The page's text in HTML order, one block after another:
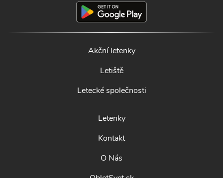
Akční letenky
Letiště
Letecké společnosti
Letenky
Kontakt
O Nás